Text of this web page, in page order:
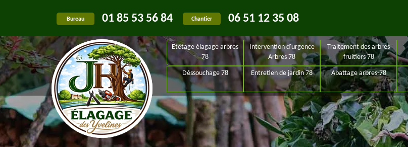
Bureau 01 85 53 56 84 Chantier 06 51 12 35 08
Etêtage élagage arbres
78
Intervention d'urgence
Arbres 78
Traitement des arbres
fruitiers 78
Déssouchage 78 Entretien de jardin 78 Abattage arbres-78